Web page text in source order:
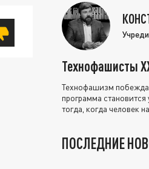
Технофашисты
Технофашизм
программа
тогда, когда человек
ПОСЛЕДНИЕ